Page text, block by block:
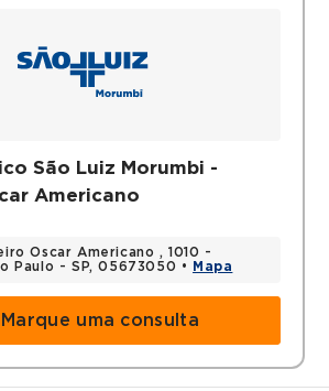
residência médica em cirurgia
no Hospital Santa
em congressos e cursos
anualmente
Brasileira de Cirurgia
São Luiz Morumbi -
Americano
Oscar Americano , 1010 -
Paulo - SP, 05673050 •
Mapa
Marque uma consulta